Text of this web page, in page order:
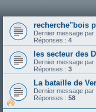
recherche"bois
Dernier message par
Réponses : 4
les secteur des
Dernier message par
Réponses : 3
La bataille de
Dernier message par
Réponses : 58